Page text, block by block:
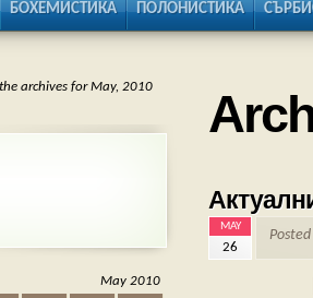
БОХЕМИСТИКА ПОЛОНИСТИКА
MAY
26
archives for May, 2010
May 2010